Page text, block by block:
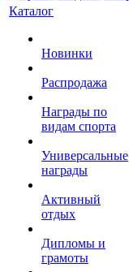
Каталог
Новинки
Распродажа
Награды по
видам спорта
Универсальные
награды
Активный
отдых
Дипломы и
грамоты